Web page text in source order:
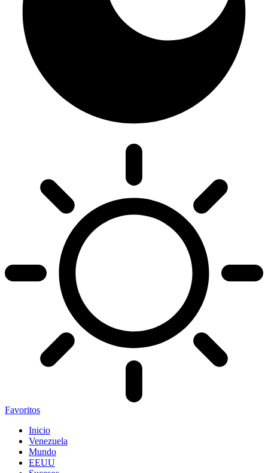
Favoritos
Inicio
Venezuela
Mundo
EEUU